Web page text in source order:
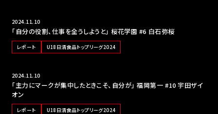
2024.11.10
「自分の役割、仕事を全うしようと」 桜花学園 #6 白石弥桜
レポート U18日清食品トップリーグ2024
2024.11.10
「主力にマークが集中したときこそ、自分が」 福岡第一 #10 宇田ザイ
オン
レポート U18日清食品トップリーグ2024